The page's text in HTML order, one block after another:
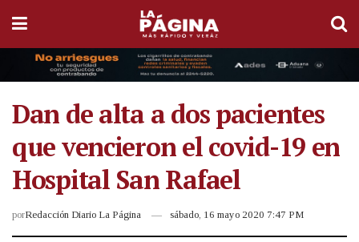
Dan de alta a dos pacientes
que vencieron el covid-19 en
Hospital San Rafael
porRedacción Diario La Página sábado, 16 mayo 2020 7:47 PM